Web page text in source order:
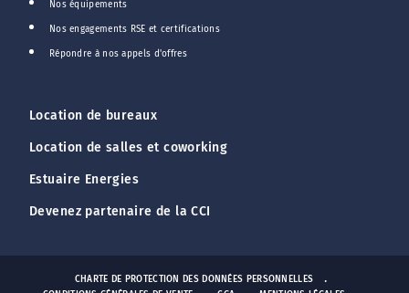
Nos équipements
Nos engagements RSE et certifications
Répondre à nos appels d'offres
Location de bureaux
Location de salles et coworking
Estuaire Energies
Devenez partenaire de la CCI
CHARTE DE PROTECTION DES DONNÉES PERSONNELLES